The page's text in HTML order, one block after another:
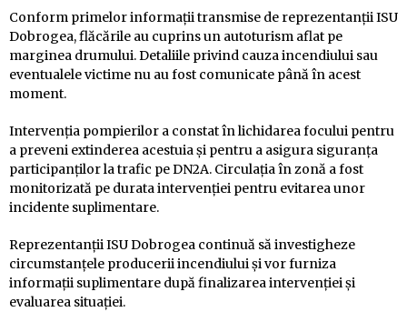
Conform primelor informații transmise de reprezentanții ISU
Dobrogea, flăcările au cuprins un autoturism aflat pe
marginea drumului. Detaliile privind cauza incendiului sau
eventualele victime nu au fost comunicate până în acest
moment.
Intervenția pompierilor a constat în lichidarea focului pentru
a preveni extinderea acestuia și pentru a asigura siguranța
participanților la trafic pe DN2A. Circulația în zonă a fost
monitorizată pe durata intervenției pentru evitarea unor
incidente suplimentare.
Reprezentanții ISU Dobrogea continuă să investigheze
circumstanțele producerii incendiului și vor furniza
informații suplimentare după finalizarea intervenției și
evaluarea situației.